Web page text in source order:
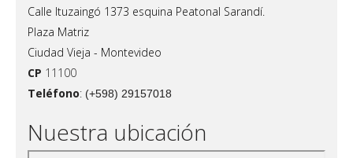
Calle Ituzaingó 1373 esquina Peatonal Sarandí.
Plaza Matriz
Ciudad Vieja - Montevideo
CP 11100
Teléfono: (+598) 29157018
Nuestra ubicación